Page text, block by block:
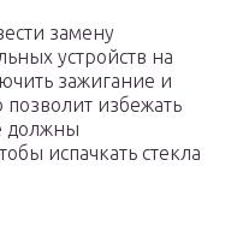
замену
устройств на
зажигание и
избежать
должны
испачкать стекла